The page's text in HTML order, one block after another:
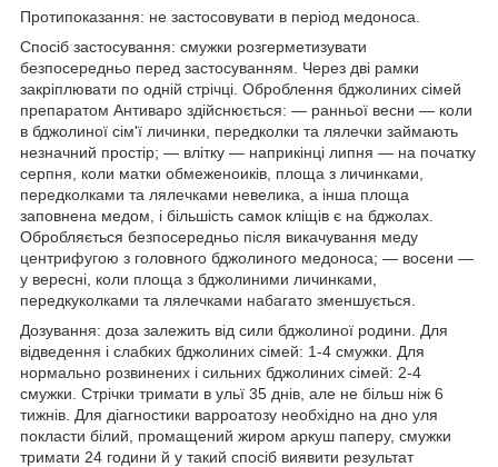
Протипоказання: не застосовувати в період медоноса.
Спосіб застосування: смужки розгерметизувати
безпосередньо перед застосуванням. Через дві рамки
закріплювати по одній стрічці. Оброблення бджолиних сімей
препаратом Антиваро здійснюється: — ранньої весни — коли
в бджолиної сім'ї личинки, передколки та лялечки займають
незначний простір; — влітку — наприкінці липня — на початку
серпня, коли матки обмеженоиків, площа з личинками,
передколками та лялечками невелика, а інша площа
заповнена медом, і більшість самок кліщів є на бджолах.
Обробляється безпосередньо після викачування меду
центрифугою з головного бджолиного медоноса; — восени —
у вересні, коли площа з бджолиними личинками,
передкуколками та лялечками набагато зменшується.
Дозування: доза залежить від сили бджолиної родини. Для
відведення і слабких бджолиних сімей: 1-4 смужки. Для
нормально розвинених і сильних бджолиних сімей: 2-4
смужки. Стрічки тримати в ульї 35 днів, але не більш ніж 6
тижнів. Для діагностики варроатозу необхідно на дно уля
покласти білий, промащений жиром аркуш паперу, смужки
тримати 24 години й у такий спосіб виявити результат